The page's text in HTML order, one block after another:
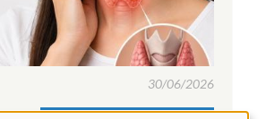
30/06/2026